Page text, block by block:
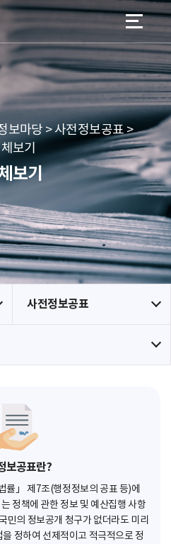
로가기
로가기
보마당 > 사전정보공표 >
보기
보기
사전정보공표
보공표란?
률」 제7조(행정정보의 공표 등)에
정책에 관한 정보 및 예산집행 사항
민의 정보공개 청구가 없더라도 미리
정하여 선제적이고 적극적으로 정